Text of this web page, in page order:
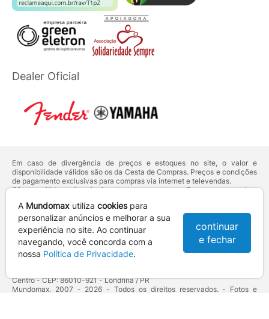
Dealer Oficial
Em caso de divergência de preços e estoques no site, o valor e
disponibilidade válidos são os da Cesta de Compras. Preços e condições
de pagamento exclusivas para compras via internet e televendas.
Ofertas válidas até o término de nossos estoques. Para compras acima
deVenda Corporativa.
Os preços apresentados no site prevalecem sobre outros anunciados em
qualquer outro meio de comunicação ou sites de buscas. Código de
Defesa do Consumidor:Lei nº 8.078.
Vendas sujeitas à confirmação de dados e análises de crédito e risco.
Centro - CEP: 86010-921 - Londrina / PR
Mundomax. 2007 - 2026 - Todos os direitos reservados. - Fotos e
A Mundomax utiliza cookiespara
personalizar anúncios e melhorar a sua
experiência no site. Ao continuar
navegando, você concorda com a
nossa Política de Privacidade.
continuar
e fechar